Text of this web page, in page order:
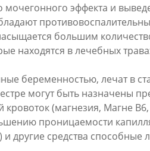
мочегонного эффекта и
большим
находятся в лечебных
беременностью, лечат в
могут быть назначены
(магнезия, Магне
проницаемости
другие средства способные